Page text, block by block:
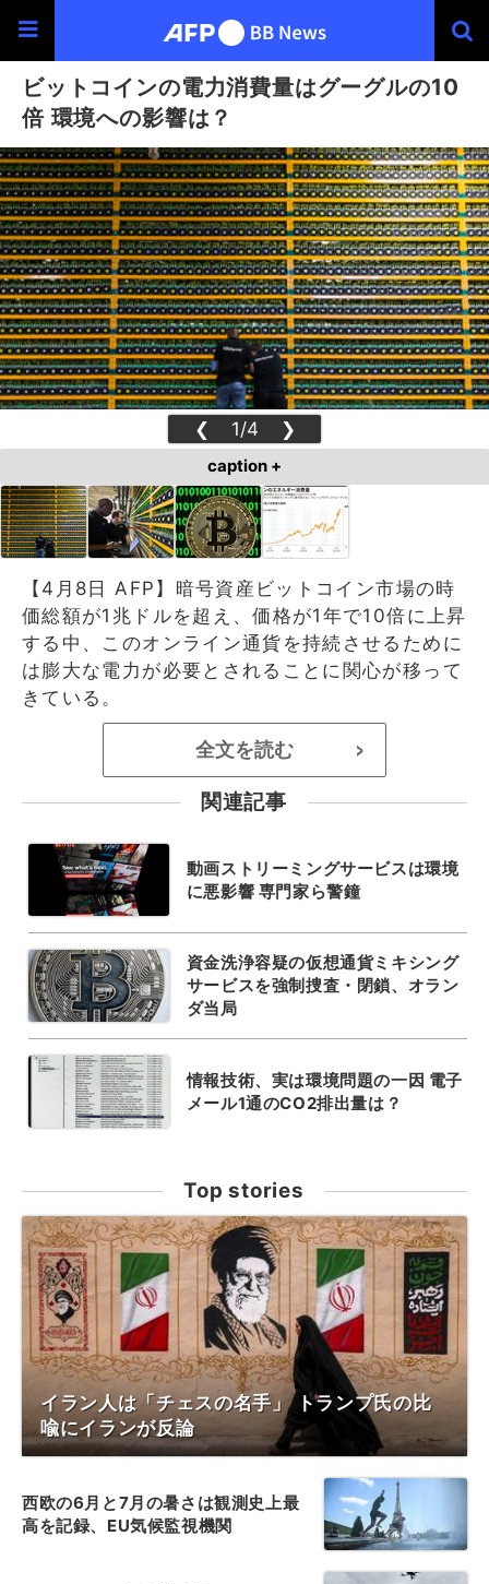
ビットコインの電力消費量はグーグルの10
倍 環境への影響は？
❮ 1/4 ❯
caption +
【4月8日 AFP】暗号資産ビットコイン市場の時
価総額が1兆ドルを超え、価格が1年で10倍に上昇
する中、このオンライン通貨を持続させるために
は膨大な電力が必要とされることに関心が移って
きている。
全文を読む >
関連記事
動画ストリーミングサービスは環境
に悪影響 専門家ら警鐘
資金洗浄容疑の仮想通貨ミキシング
サービスを強制捜査・閉鎖、オラン
ダ当局
情報技術、実は環境問題の一因 電子
メール1通のCO2排出量は？
Top stories
イラン人は「チェスの名手」 トランプ氏の比
喩にイランが反論
西欧の6月と7月の暑さは観測史上最
高を記録、EU気候監視機関